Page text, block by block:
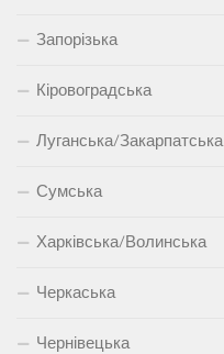
Запорізька
Кіровоградська
Луганська/Закарпатська
Сумська
Харківська/Волинська
Черкаська
Чернівецька